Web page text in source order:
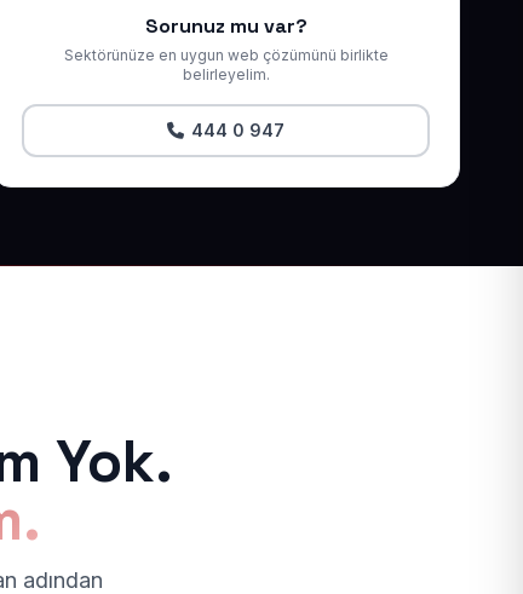
Sorunuz mu var?
Sektörünüze en uygun web çözümünü birlikte
belirleyelim.
444 0 947
Yok.
adından